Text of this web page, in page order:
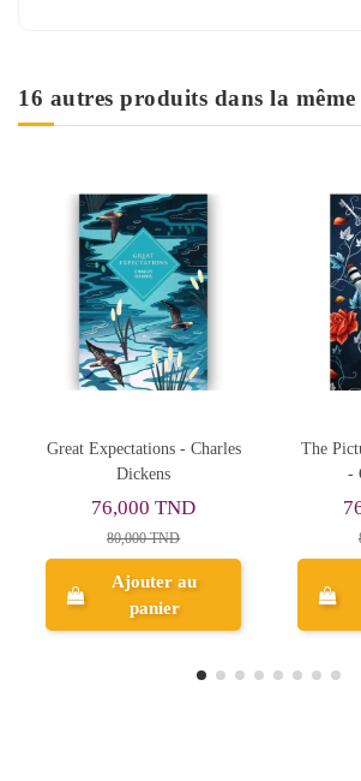
16 autres produits dans la même
The Picture of Dorian Gray
- Oscar Wilde
76,000 TND
80,000 TND
Ajouter au
panier